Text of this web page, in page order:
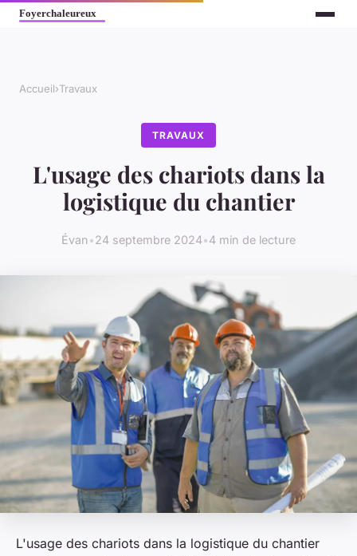
Accueil›Travaux
TRAVAUX
L'usage des chariots dans la
logistique du chantier
Évan•24 septembre 2024•4 min de lecture
L'usage des chariots dans la logistique du chantier